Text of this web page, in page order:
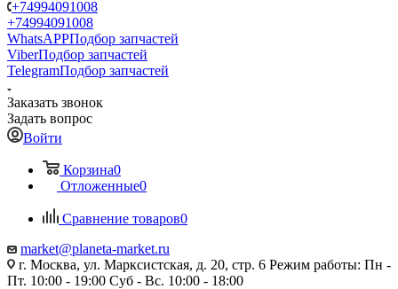
+74994091008
+74994091008
WhatsAPPПодбор запчастей
ViberПодбор запчастей
TelegramПодбор запчастей
Заказать звонок
Задать вопрос
Войти
Корзина0
Отложенные0
Сравнение товаров0
market@planeta-market.ru
г. Москва, ул. Марксистская, д. 20, стр. 6 Режим работы: Пн -
Пт. 10:00 - 19:00 Суб - Вс. 10:00 - 18:00